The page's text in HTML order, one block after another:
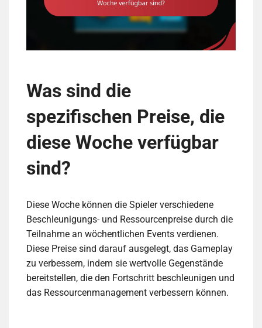
Was sind die
spezifischen Preise, die
diese Woche verfügbar
sind?
Diese Woche können die Spieler verschiedene
Beschleunigungs- und Ressourcenpreise durch die
Teilnahme an wöchentlichen Events verdienen.
Diese Preise sind darauf ausgelegt, das Gameplay
zu verbessern, indem sie wertvolle Gegenstände
bereitstellen, die den Fortschritt beschleunigen und
das Ressourcenmanagement verbessern können.